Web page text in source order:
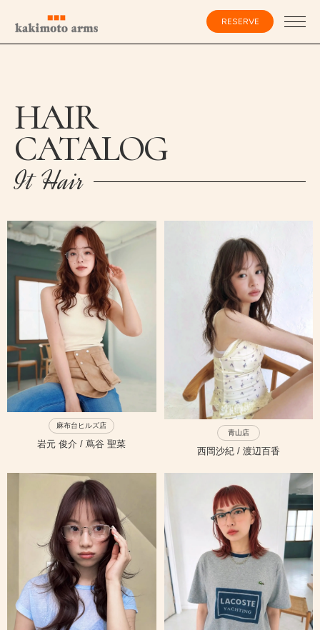
RESERVE
HOME
SPECIALIST
CATALOG
SALON
PRICE
INFORMATION
ABOUT
RECRUIT
ONLINE STORE
MEN’S GROOMING SALON
PRIVACY POLICY
HAIR
CATALOG
It Hair
麻布台ヒルズ店
岩元 俊介 / 蔦谷 聖菜
青山店
西岡沙紀 / 渡辺百香